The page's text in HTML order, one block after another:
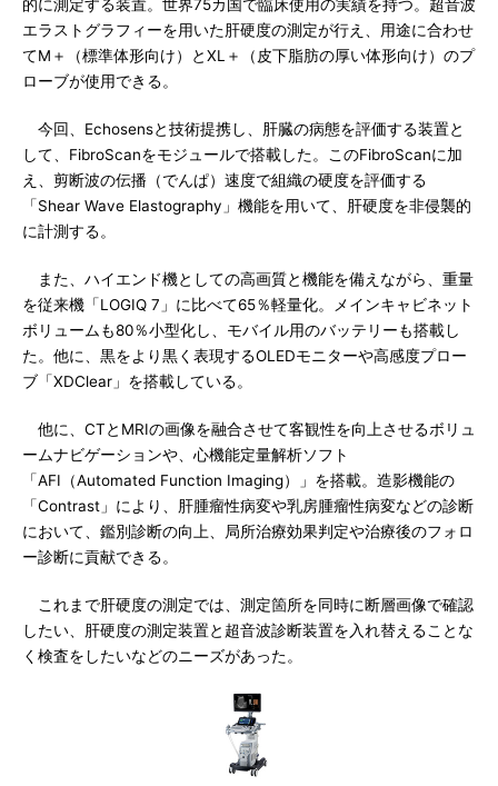
的に測定する装置。世界75カ国で臨床使用の実績を持つ。超音波
エラストグラフィーを用いた肝硬度の測定が行え、用途に合わせ
てM＋（標準体形向け）とXL＋（皮下脂肪の厚い体形向け）のプ
ローブが使用できる。
今回、Echosensと技術提携し、肝臓の病態を評価する装置と
して、FibroScanをモジュールで搭載した。このFibroScanに加
え、剪断波の伝播（でんぱ）速度で組織の硬度を評価する
「Shear Wave Elastography」機能を用いて、肝硬度を非侵襲的
に計測する。
また、ハイエンド機としての高画質と機能を備えながら、重量
を従来機「LOGIQ 7」に比べて65％軽量化。メインキャビネット
ボリュームも80％小型化し、モバイル用のバッテリーも搭載し
た。他に、黒をより黒く表現するOLEDモニターや高感度プロー
ブ「XDClear」を搭載している。
他に、CTとMRIの画像を融合させて客観性を向上させるボリュ
ームナビゲーションや、心機能定量解析ソフト
「AFI（Automated Function Imaging）」を搭載。造影機能の
「Contrast」により、肝腫瘤性病変や乳房腫瘤性病変などの診断
において、鑑別診断の向上、局所治療効果判定や治療後のフォロ
ー診断に貢献できる。
これまで肝硬度の測定では、測定箇所を同時に断層画像で確認
したい、肝硬度の測定装置と超音波診断装置を入れ替えることな
く検査をしたいなどのニーズがあった。